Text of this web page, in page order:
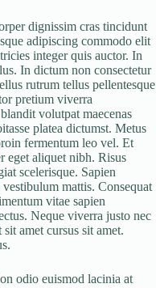
dignissim cras tincidunt
adipiscing commodo elit
integer quis auctor. In
In dictum non consectetur
rutrum tellus pellentesque
pretium viverra
volutpat maecenas
platea dictumst. Metus
fermentum leo vel. Et
eget aliquet nibh. Risus
scelerisque. Sapien
mattis. Consequat
vitae sapien
Neque viverra justo nec
amet cursus sit amet.
odio euismod lacinia at